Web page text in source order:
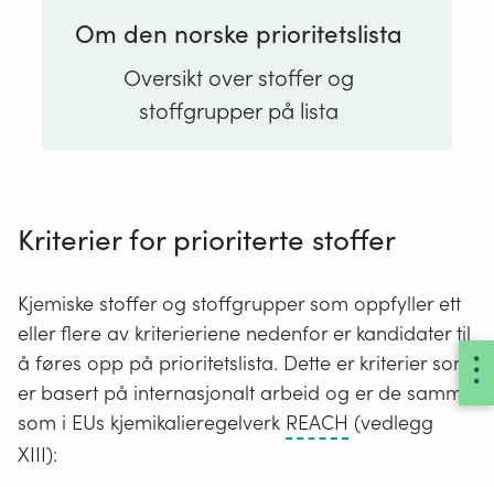
Om den norske prioritetslista
Oversikt over stoffer og
stoffgrupper på lista
Kriterier for prioriterte stoffer
Kjemiske stoffer og stoffgrupper som oppfyller ett
eller flere av kriterieriene nedenfor er kandidater til
å føres opp på prioritetslista. Dette er kriterier som
er basert på internasjonalt arbeid og er de samme
som i EUs kjemikalieregelverk REACH Reach
(vedlegg
XIII):